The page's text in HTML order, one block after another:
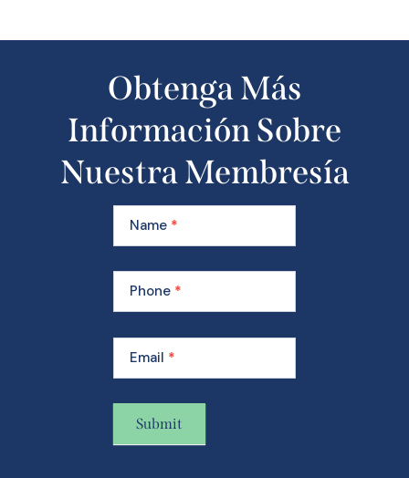
Obtenga Más
Información Sobre
Nuestra Membresía
Learn
More
About
Our
Membership
Name *
Phone *
Email *
Submit